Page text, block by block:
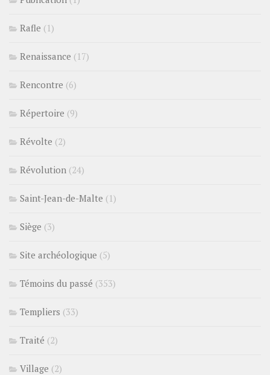
Rafle (1)
Renaissance (17)
Rencontre (6)
Répertoire (9)
Révolte (2)
Révolution (24)
Saint-Jean-de-Malte (1)
Siège (3)
Site archéologique (5)
Témoins du passé (353)
Templiers (33)
Traité (2)
Village (2)